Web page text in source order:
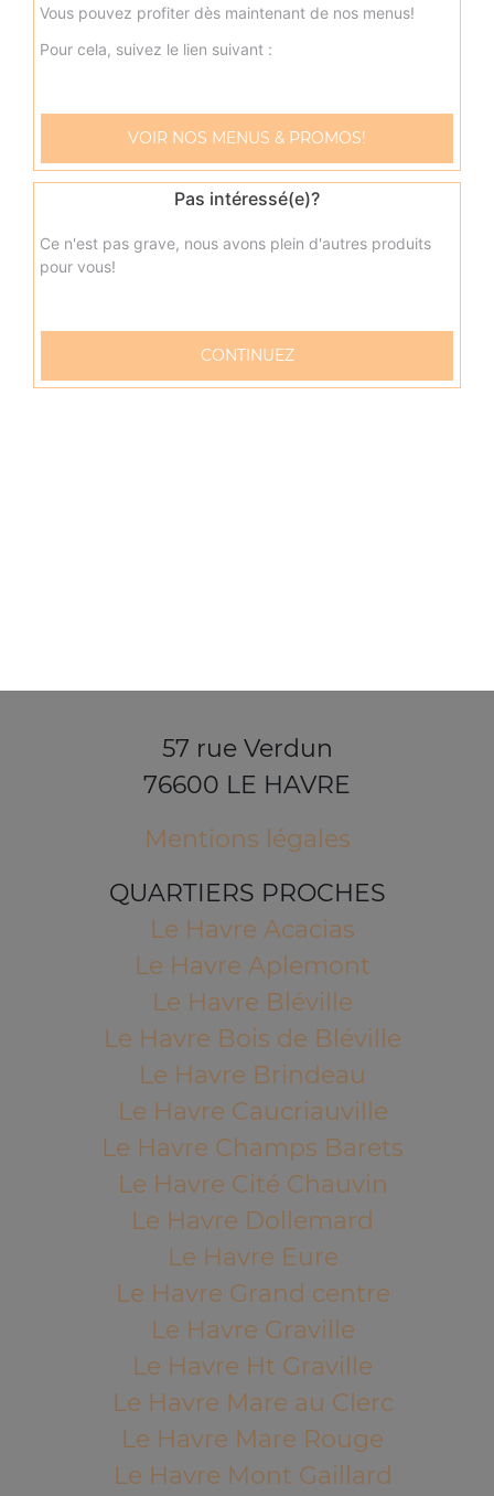
Cheddar, viande hachée + frites + 1 boisson 33 cl
Menu sandwich kebab
Kebab + frites + 1 boisson 33 cl
9.00€
Cheddar, chicken tikka + frites + 1 boisson 33 cl
57 rue Verdun
76600 LE HAVRE
Mentions légales
QUARTIERS PROCHES
Le Havre Acacias
Le Havre Aplemont
Le Havre Bléville
Le Havre Bois de Bléville
Le Havre Brindeau
Le Havre Caucriauville
Le Havre Champs Barets
Le Havre Cité Chauvin
Le Havre Dollemard
Le Havre Eure
Le Havre Grand centre
Le Havre Graville
Le Havre Ht Graville
Le Havre Mare au Clerc
Le Havre Mare Rouge
Le Havre Mont Gaillard
Vous pouvez profiter dès maintenant de nos menus!
Pour cela, suivez le lien suivant :
VOIR NOS MENUS & PROMOS!
Pas intéressé(e)?
Ce n'est pas grave, nous avons plein d'autres produits
pour vous!
CONTINUEZ